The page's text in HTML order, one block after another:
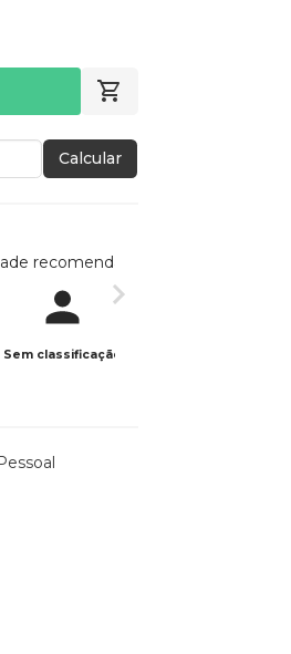
Calcular
recomendada
Sem classificação